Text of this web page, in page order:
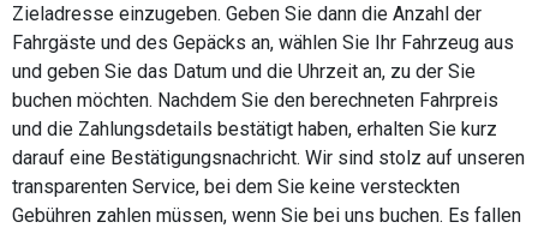
Zieladresse einzugeben. Geben Sie dann die Anzahl der
Fahrgäste und des Gepäcks an, wählen Sie Ihr Fahrzeug aus
und geben Sie das Datum und die Uhrzeit an, zu der Sie
buchen möchten. Nachdem Sie den berechneten Fahrpreis
und die Zahlungsdetails bestätigt haben, erhalten Sie kurz
darauf eine Bestätigungsnachricht. Wir sind stolz auf unseren
transparenten Service, bei dem Sie keine versteckten
Gebühren zahlen müssen, wenn Sie bei uns buchen. Es fallen